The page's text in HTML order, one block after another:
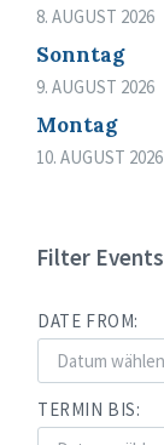
8. AUGUST 2026
Sonntag
9. AUGUST 2026
Montag
10. AUGUST 2026
Filter Events
DATE FROM:
TERMIN BIS: